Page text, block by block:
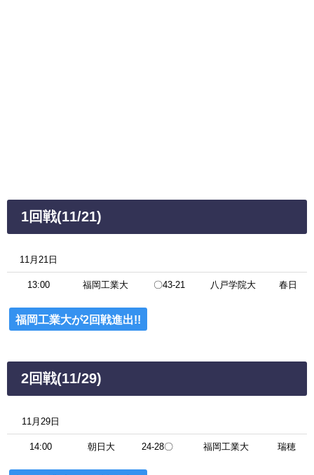
1回戦(11/21)
11月21日
13:00 福岡工業大 〇43-21 八戸学院大 春日
福岡工業大が2回戦進出!!
2回戦(11/29)
11月29日
14:00 朝日大 24-28〇 福岡工業大 瑞穂